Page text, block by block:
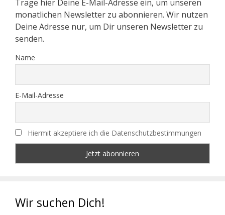
Trage hier Deine E-Mail-Adresse ein, um unseren
monatlichen Newsletter zu abonnieren. Wir nutzen
Deine Adresse nur, um Dir unseren Newsletter zu
senden.
Name
E-Mail-Adresse
Hiermit akzeptiere ich die Datenschutzbestimmungen
Wir suchen Dich!